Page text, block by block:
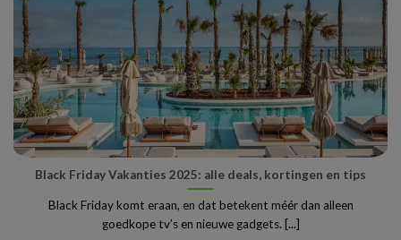
Black Friday Vakanties 2025: alle deals, kortingen en tips
Black Friday komt eraan, en dat betekent méér dan alleen
goedkope tv’s en nieuwe gadgets. [...]